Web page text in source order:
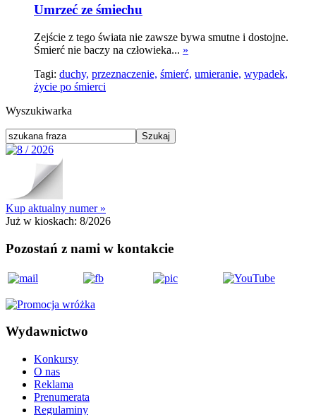
Umrzeć ze śmiechu
Zejście z tego świata nie zawsze bywa smutne i dostojne.
Śmierć nie baczy na człowieka... »
Tagi: duchy, przeznaczenie, śmierć, umieranie, wypadek,
życie po śmierci
Wyszukiwarka
Kup aktualny numer »
Już w kioskach: 8/2026
Pozostań z nami w kontakcie
Wydawnictwo
Konkursy
O nas
Reklama
Prenumerata
Regulaminy